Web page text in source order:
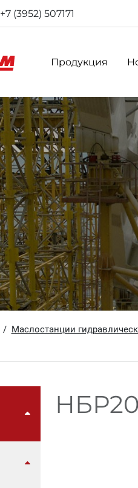
+7 (3952) 507171
Продукция
Маслостанции